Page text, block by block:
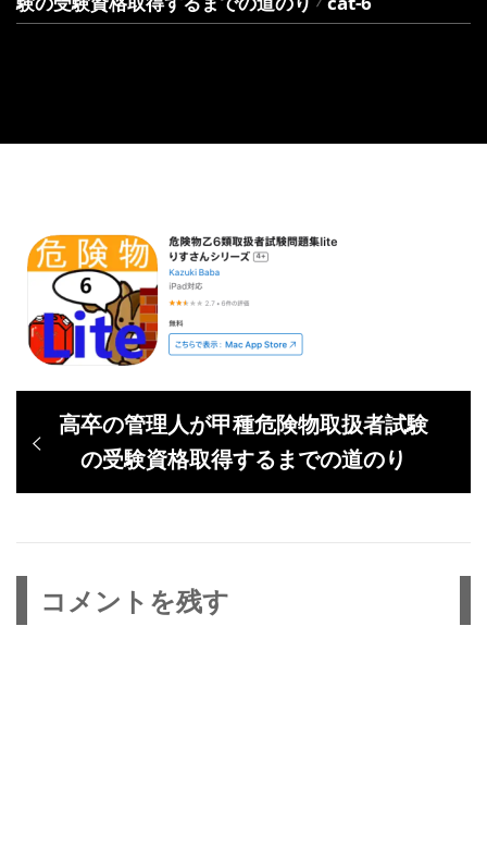
稿
ー
シ
過
の
高卒の管理人が甲種危険物取扱者試験
の受験資格取得するまでの道のり
コメントを残す